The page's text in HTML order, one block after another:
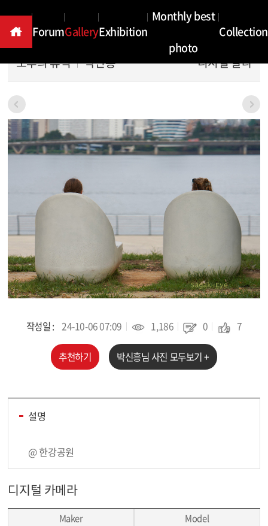
ForumGalleryExhibition
Monthly best
photo
Collection
오후의 휴식 박신흥 디지털 칼라
본문
작성일 : 24-10-06 07:09 1,186 0 7
추천하기 박신흥님 사진 모두보기 +
설명
@ 한강공원
디지털 카메라
Maker Model